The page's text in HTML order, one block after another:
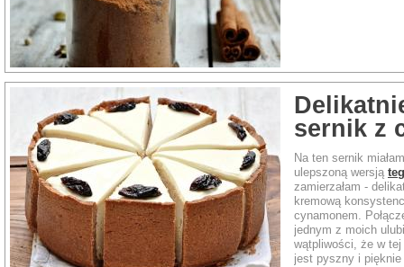
sernik z
Na ten sernik
ulepszoną wersją
zamierzałam -
kremową
cynamonem.
jednym z moich
wątpliwości, że w
jest pyszny i pięknie